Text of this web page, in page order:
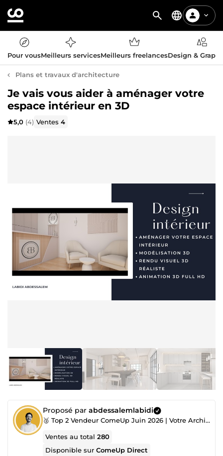
Pour vousMeilleurs servicesMeilleurs freelancesDesign &
Plans et travaux d'architecture
Je vais vous aider à aménager votre
espace intérieur en 3D
5,0 (4) Ventes4
Proposé par abdessalemlabidi
🥈 Top 2 Vendeur ComeUp Juin 2026 | Votre Architecte, Toujours à l’Écoute !
Ventes au total280
Disponible surComeUp Direct